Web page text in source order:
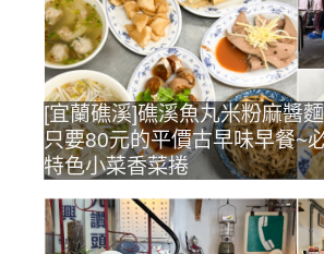
[宜蘭礁溪]礁溪魚丸米粉麻醬
只要80元的平價古早味早餐~
特色小菜香菜捲